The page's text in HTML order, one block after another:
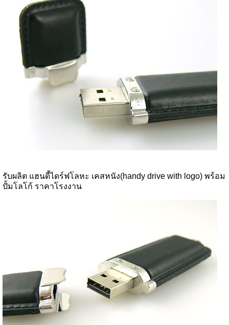
รับผลิต แฮนดี้ไดร์ฟโลหะ เคสหนัง(handy drive with logo) พร้อม
ปั้มโลโก้ ราคาโรงงาน